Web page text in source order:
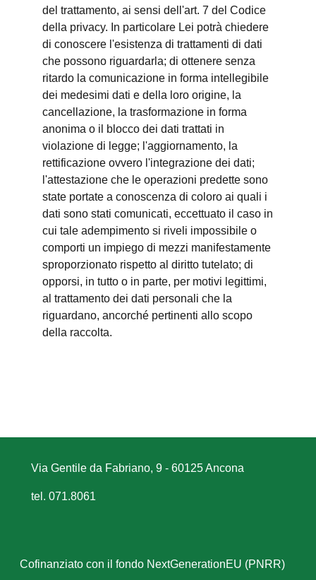
del trattamento, ai sensi dell'art. 7 del Codice
della privacy. In particolare Lei potrà chiedere
di conoscere l'esistenza di trattamenti di dati
che possono riguardarla; di ottenere senza
ritardo la comunicazione in forma intellegibile
dei medesimi dati e della loro origine, la
cancellazione, la trasformazione in forma
anonima o il blocco dei dati trattati in
violazione di legge; l'aggiornamento, la
rettificazione ovvero l'integrazione dei dati;
l'attestazione che le operazioni predette sono
state portate a conoscenza di coloro ai quali i
dati sono stati comunicati, eccettuato il caso in
cui tale adempimento si riveli impossibile o
comporti un impiego di mezzi manifestamente
sproporzionato rispetto al diritto tutelato; di
opporsi, in tutto o in parte, per motivi legittimi,
al trattamento dei dati personali che la
riguardano, ancorché pertinenti allo scopo
della raccolta.
Via Gentile da Fabriano, 9 - 60125 Ancona
tel. 071.8061
Cofinanziato con il fondo NextGenerationEU (PNRR)